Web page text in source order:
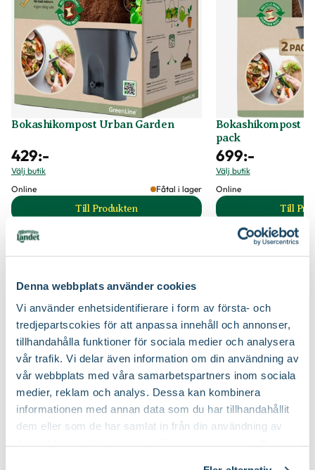
Denna webbplats använder cookies
Vi använder enhetsidentifierare i form av första- och
tredjepartscokies för att anpassa innehåll och annonser,
tillhandahålla funktioner för sociala medier och analysera
vår trafik. Vi delar även information om din användning av
vår webbplats med våra samarbetspartners inom sociala
medier, reklam och analys. Dessa kan kombinera
informationen med annan data som du har tillhandahållit
dem eller som de har samlat in från din användning av
Bokashikompost Urban Garden
429:-
Välj butik
Online
Fåtal i lager
Till Produkten
till Bokashikompost Urban Garden produktsida
Bokashikompost
pack
699:-
Välj butik
Online
Till
Tips för din kompost
Guide